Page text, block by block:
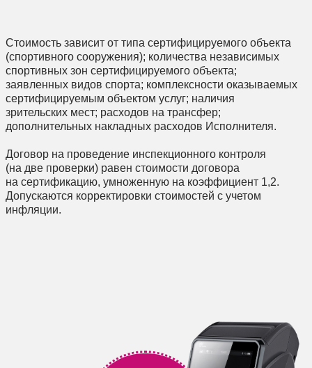
Стоимость зависит от типа сертифицируемого объекта
(спортивного сооружения); количества независимых
спортивных зон сертифицируемого объекта;
заявленных видов спорта; комплексности оказываемых
сертифицируемым объектом услуг; наличия
зрительских мест; расходов на трансфер;
дополнительных накладных расходов Исполнителя.
Договор на проведение инспекционного контроля
(на две проверки) равен стоимости договора
на сертификацию, умноженную на коэффициент 1,2.
Допускаются корректировки стоимостей с учетом
инфляции.